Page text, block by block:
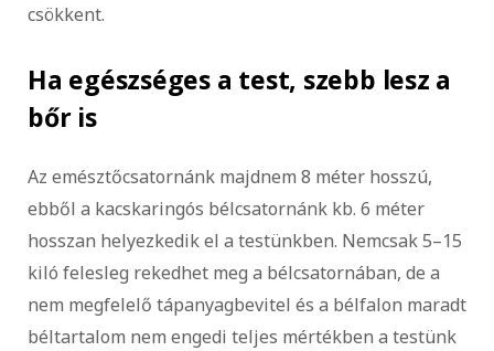
csökkent.
Ha egészséges a test, szebb lesz a
bőr is
Az emésztőcsatornánk majdnem 8 méter hosszú,
ebből a kacskaringós bélcsatornánk kb. 6 méter
hosszan helyezkedik el a testünkben. Nemcsak 5–15
kiló felesleg rekedhet meg a bélcsatornában, de a
nem megfelelő tápanyagbevitel és a bélfalon maradt
béltartalom nem engedi teljes mértékben a testünk